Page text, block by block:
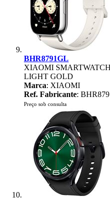
BHR8791GL
XIAOMI
LIGHT GOLD
Marca: XIAOMI
Ref. Fabricante:
Preço sob consulta